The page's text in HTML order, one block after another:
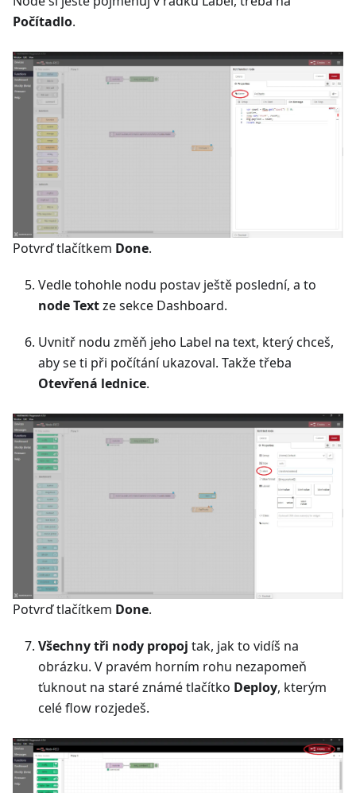
Počítadlo.
Potvrď tlačítkem Done.
Vedle tohohle nodu postav ještě poslední, a to
node Textze sekce Dashboard.
Uvnitř nodu změň jeho Label na text, který chceš,
aby se ti při počítání ukazoval. Takže třeba
Otevřená lednice.
Potvrď tlačítkem Done.
Všechny tři nody propoj tak, jak to vidíš na
obrázku. V pravém horním rohu nezapomeň
ťuknout na staré známé tlačítko Deploy, kterým
celé flow rozjedeš.